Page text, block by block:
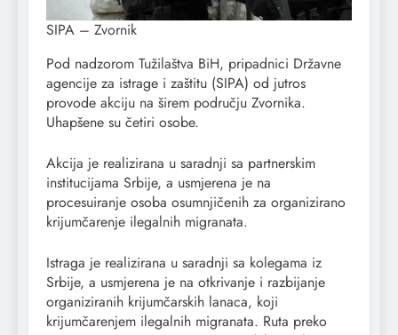
SIPA – Zvornik
Pod nadzorom Tužilaštva BiH, pripadnici Državne
agencije za istrage i zaštitu (SIPA) od jutros
provode akciju na širem području Zvornika.
Uhapšene su četiri osobe.
Akcija je realizirana u saradnji sa partnerskim
institucijama Srbije, a usmjerena je na
procesuiranje osoba osumnjičenih za organizirano
krijumčarenje ilegalnih migranata.
Istraga je realizirana u saradnji sa kolegama iz
Srbije, a usmjerena je na otkrivanje i razbijanje
organiziranih krijumčarskih lanaca, koji
krijumčarenjem ilegalnih migranata. Ruta preko